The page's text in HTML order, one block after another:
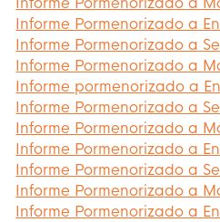
Informe Pormenorizado a
Informe Pormenorizado a
Informe Pormenorizado a
Informe pormenorizado a
Informe Pormenorizado a
Informe Pormenorizado a
Informe Pormenorizado a
Informe Pormenorizado a
Informe Pormenorizado a
Informe Pormenorizado a